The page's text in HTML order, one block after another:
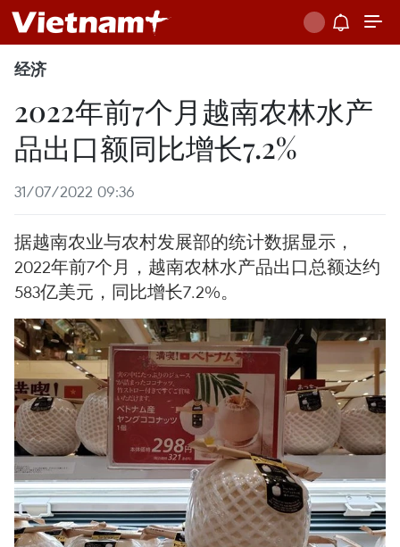
经济
2022年前7个月越南农林水产
品出口额同比增长7.2%
31/07/2022 09:36
据越南农业与农村发展部的统计数据显示，
2022年前7个月，越南农林水产品出口总额达约
583亿美元，同比增长7.2%。